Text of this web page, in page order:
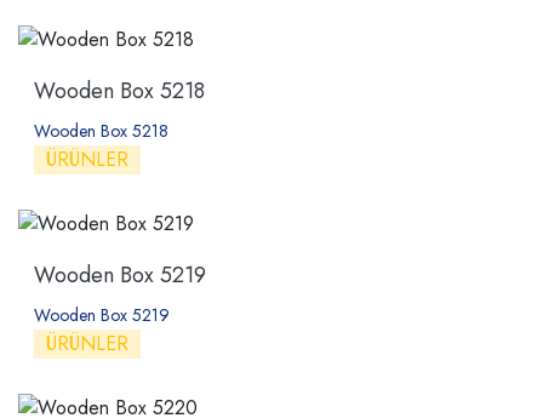
Wooden Box 5218
Wooden Box 5218
ÜRÜNLER
Wooden Box 5219
Wooden Box 5219
ÜRÜNLER